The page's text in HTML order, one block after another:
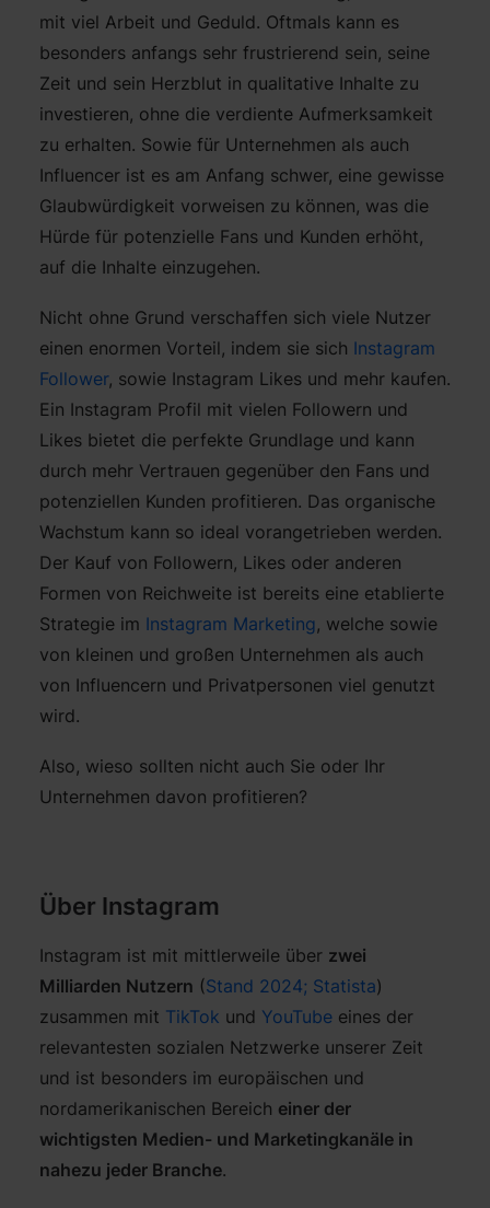
mit viel Arbeit und Geduld. Oftmals kann es
besonders anfangs sehr frustrierend sein, seine
Zeit und sein Herzblut in qualitative Inhalte zu
investieren, ohne die verdiente Aufmerksamkeit
zu erhalten. Sowie für Unternehmen als auch
Influencer ist es am Anfang schwer, eine gewisse
Glaubwürdigkeit vorweisen zu können, was die
Hürde für potenzielle Fans und Kunden erhöht,
auf die Inhalte einzugehen.
Nicht ohne Grund verschaffen sich viele Nutzer
einen enormen Vorteil, indem sie sich Instagram
Follower, sowie Instagram Likes und mehr kaufen.
Ein Instagram Profil mit vielen Followern und
Likes bietet die perfekte Grundlage und kann
durch mehr Vertrauen gegenüber den Fans und
potenziellen Kunden profitieren. Das organische
Wachstum kann so ideal vorangetrieben werden.
Der Kauf von Followern, Likes oder anderen
Formen von Reichweite ist bereits eine etablierte
Strategie im Instagram Marketing, welche sowie
von kleinen und großen Unternehmen als auch
von Influencern und Privatpersonen viel genutzt
wird.
Also, wieso sollten nicht auch Sie oder Ihr
Unternehmen davon profitieren?
Über Instagram
Instagram ist mit mittlerweile über zwei
Milliarden Nutzern (Stand 2024; Statista)
zusammen mit TikTok und YouTube eines der
relevantesten sozialen Netzwerke unserer Zeit
und ist besonders im europäischen und
nordamerikanischen Bereich einer der
wichtigsten Medien- und Marketingkanäle in
nahezu jeder Branche.